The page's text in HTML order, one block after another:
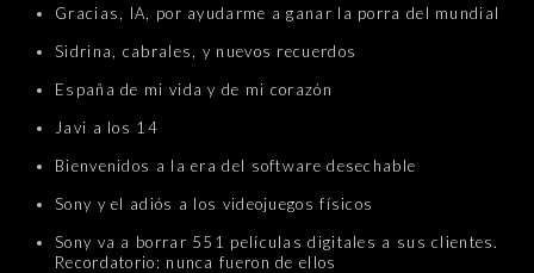
Gracias, IA, por ayudarme a ganar la porra del mundial
Sidrina, cabrales, y nuevos recuerdos
España de mi vida y de mi corazón
Javi a los 14
Bienvenidos a la era del software desechable
Sony y el adiós a los videojuegos físicos
Sony va a borrar 551 películas digitales a sus clientes.
Recordatorio: nunca fueron de ellos